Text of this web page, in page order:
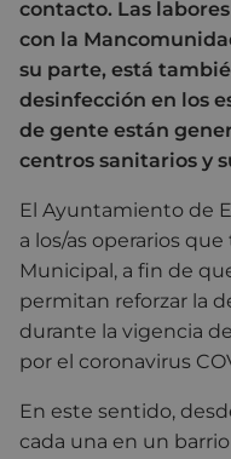
contacto. Las
con la
su parte, está
desinfección en los
de gente están
centros sanitarios y
El Ayuntamiento de
a los/as operarios
Municipal, a fin de
permitan reforzar la
durante la vigencia
por el coronavirus
En este sentido,
cada una en un